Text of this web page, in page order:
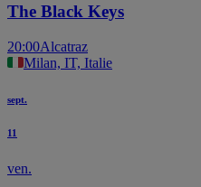
The Black Keys
20:00Alcatraz
Milan, IT, Italie
sept.
11
ven.